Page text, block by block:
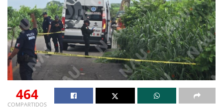
464
COMPARTIDOS